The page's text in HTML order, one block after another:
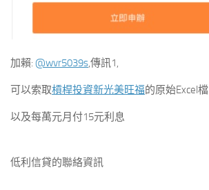
加賴: @wvr5039s,傳訊1,
可以索取槓桿投資新光美旺福的原始Excel檔
以及每萬元月付15元利息
低利信貸的聯絡資訊